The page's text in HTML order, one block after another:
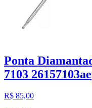
Ponta
7103 26157103ae
R$ 85,00